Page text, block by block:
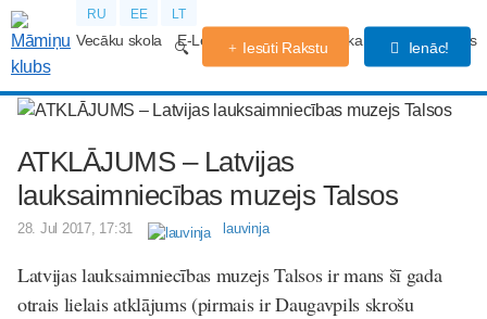
RU EE LT
Vecāku skola E-Lekcijas Grūtniecības kalendārs Forums
Iesūti Rakstu Ienāc!
ATKLĀJUMS – Latvijas
lauksaimniecības muzejs Talsos
28. Jul 2017, 17:31 lauvinja
Latvijas lauksaimniecības muzejs Talsos ir mans šī gada
otrais lielais atklājums (pirmais ir Daugavpils skrošu